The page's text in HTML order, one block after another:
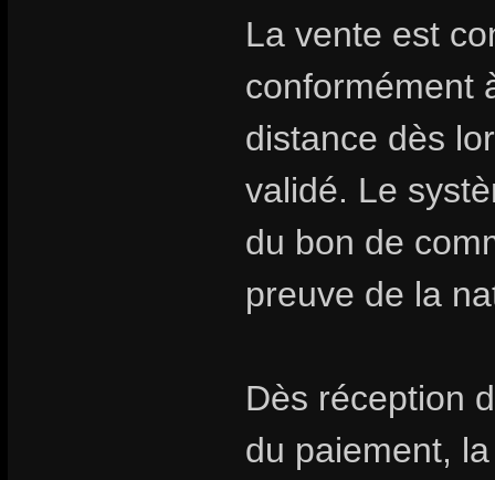
La vente est
conformément
distance dès
validé. Le
du bon de
preuve de la
Dès réception
du paiement,